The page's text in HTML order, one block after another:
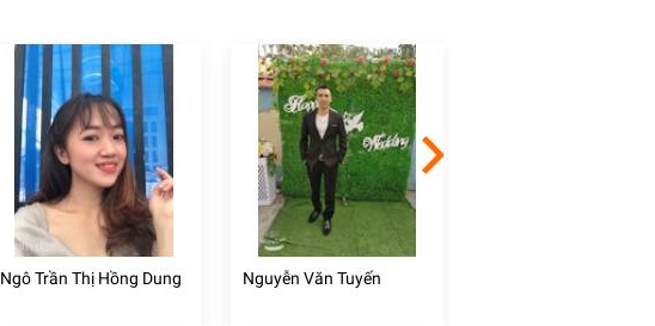
Ngô Trần Thị Hồng Dung Nguyễn Văn Tuyến